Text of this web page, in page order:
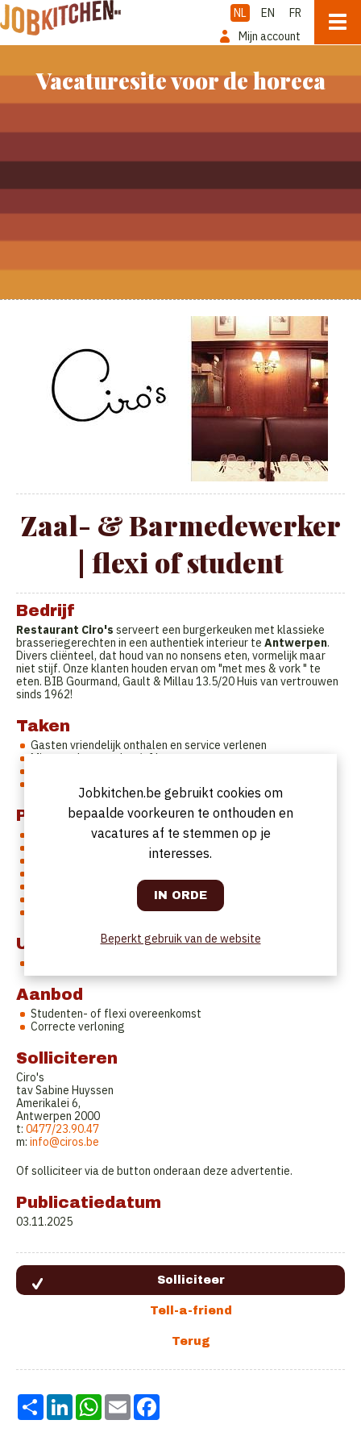
NL EN
FR
Mijn account
Vacaturesite voor de horeca
Zaal- & Barmedewerker
| flexi of student
Bedrijf
Restaurant Ciro's serveert een burgerkeuken met klassieke
brasseriegerechten in een authentiek interieur te Antwerpen.
Divers cliënteel, dat houd van no nonsens eten, vormelijk maar
niet stijf. Onze klanten houden ervan om "met mes & vork " te
eten. BIB Gourmand, Gault & Millau 13.5/20 Huis van vertrouwen
sinds 1962!
Taken
Gasten vriendelijk onthalen en service verlenen
Mise en place zaal en/of bar
Serveren en afruimen van dranken en gerechten
Profiel
Passie voor service en restaurantbeleving
Uurrooster
Aanbod
Studenten- of flexi overeenkomst
Correcte verloning
Solliciteren
Ciro's
tav Sabine Huyssen
Amerikalei 6,
Antwerpen 2000
t: 0477/23.90.47
m: info@ciros.be
Of solliciteer via de button onderaan deze advertentie.
Publicatiedatum
03.11.2025
Share LinkedInWhatsApp
Email
Jobkitchen.be gebruikt cookies om
bepaalde voorkeuren te onthouden en
vacatures af te stemmen op je
interesses.
Beperkt gebruik van de website